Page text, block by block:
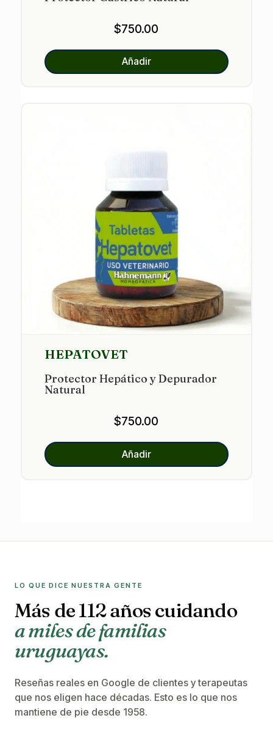
$750.00
Añadir
HEPATOVET
Protector Hepático y Depurador
Natural
$750.00
Añadir
LO QUE DICE NUESTRA GENTE
Más de 112 años cuidando
a miles de familias
uruguayas.
Reseñas reales en Google de clientes y terapeutas
que nos eligen hace décadas. Esto es lo que nos
mantiene de pie desde 1958.